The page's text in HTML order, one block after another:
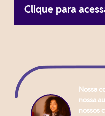
Clique para
Nossa
nossa
nossos